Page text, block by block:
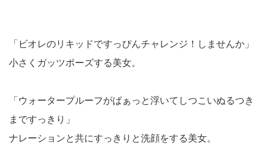
「ビオレのリキッドですっぴんチャレンジ！しませんか」
小さくガッツポーズする美女。
「ウォータープルーフがぱぁっと浮いてしつこいぬるつき
まですっきり」
ナレーションと共にすっきりと洗顔をする美女。